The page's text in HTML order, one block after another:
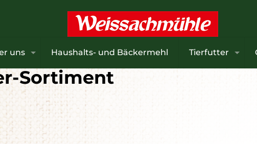
uns Haushalts- und Bäckermehl Tierfutter
Sortiment
Kälber sind wertvoll!
Nicht nur dann, wenn die Kälberpreise auf Rekordniveau
Gesundheit, Widerstandskraft und spätere Leistung jeder
werden bereits in den ersten Lebensstunden
geprägt.